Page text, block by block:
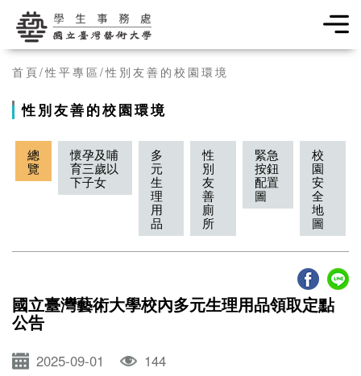
學生事務處
首頁 性平專區 性別友善的校園環境
性別友善的校園環境
總
覽
懷孕及哺
育三歲以
下子女
多
元
生
理
用
品
性
別
友
善
廁
所
緊急
按鈕
配置
圖
校
園
安
全
地
圖
國立臺灣藝術大學校內多元生理用品領取定點
公告
2025-09-01 144